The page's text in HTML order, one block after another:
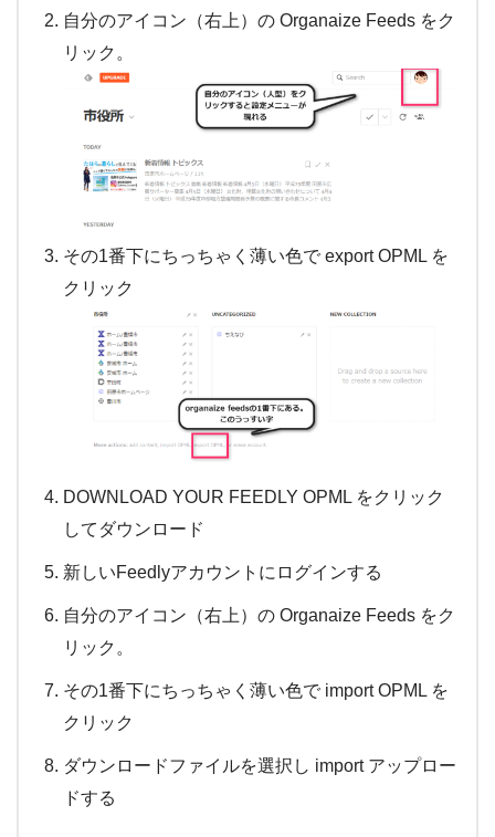
自分のアイコン（右上）の Organaize Feeds をク
リック。
その1番下にちっちゃく薄い色で export OPML を
クリック
DOWNLOAD YOUR FEEDLY OPML をクリック
してダウンロード
新しいFeedlyアカウントにログインする
自分のアイコン（右上）の Organaize Feeds をク
リック。
その1番下にちっちゃく薄い色で import OPML を
クリック
ダウンロードファイルを選択し import アップロー
ドする